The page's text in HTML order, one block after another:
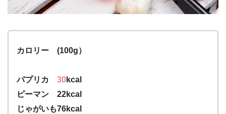
カロリー (100g）
パプリカ 30kcal
ピーマン 22kcal
じゃがいも76kcal